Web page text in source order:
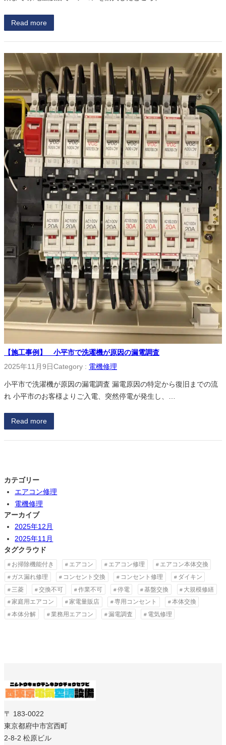
Read more
【施工事例】 小平市で洗濯機が原因の漏電調査
2025年11月9日Category : 電機修理
小平市で洗濯機が原因の漏電調査 漏電原因の特定から復旧までの流
れ 小平市のお客様よりご入電、突然停電が発生し、…
Read more
カテゴリー
エアコン修理
電機修理
アーカイブ
2025年12月
2025年11月
タグクラウド
お掃除機能付き エアコン エアコン修理
エアコン本体交換
ガス漏れ修理
コンセント交換 コンセント修理
ダイキン
三菱
交換不可 作業不可 停電 基盤交換
大規模修繕
家庭用エアコン
家電量販店 専用コンセント
本体交換
本体分解
業務用エアコン 漏電調査 電気修理
〒 183-0022
東京都府中市宮西町
2-8-2 松原ビル